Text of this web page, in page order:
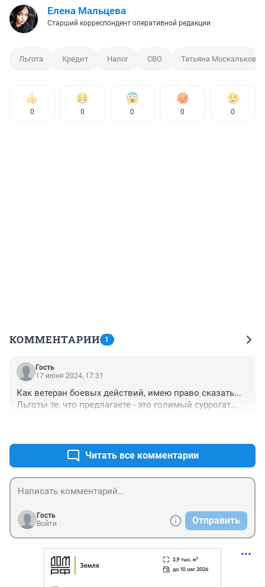
Елена Мальцева
Старший корреспондент оперативной редакции
Льгота Кредит Налог СВО Татьяна Москалькова
0 0 0 0 0
КОММЕНТАРИИ 1
Гость
17 июня 2024, 17:31
Как ветеран боевых действий, имею право сказать...
Льготы те, что предлагаете - это голимый суррогат...
Читать все комментарии
Гость
Войти
Отправить